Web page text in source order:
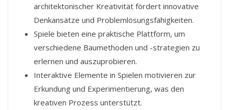
architektonischer Kreativität fördert innovative
Denkansätze und Problemlösungsfähigkeiten.
Spiele bieten eine praktische Plattform, um
verschiedene Baumethoden und -strategien zu
erlernen und auszuprobieren.
Interaktive Elemente in Spielen motivieren zur
Erkundung und Experimentierung, was den
kreativen Prozess unterstützt.